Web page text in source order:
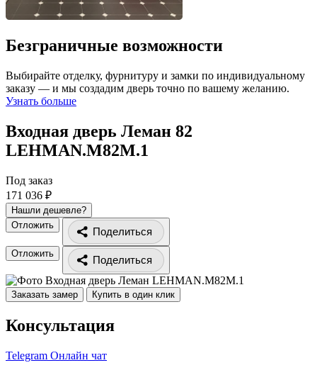
Безграничные возможности
Выбирайте отделку, фурнитуру и замки по индивидуальному
заказу — и мы создадим дверь точно по вашему желанию.
Узнать больше
Входная дверь Леман 82
LEHMAN.M82M.1
Под заказ
171 036 ₽
Нашли дешевле?
Отложить
Поделиться
Отложить
Поделиться
Заказать замер Купить в один клик
Консультация
Telegram Онлайн чат